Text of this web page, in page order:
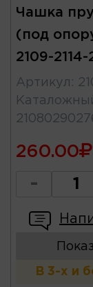
Чашка
(под
2109-
Артикул :
260.00
-
В 3-х и